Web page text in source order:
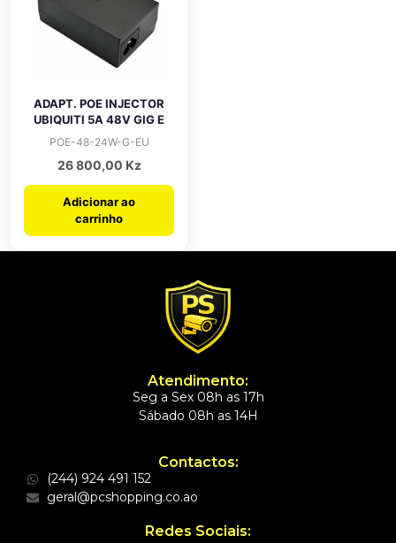
ADAPT. POE INJECTOR
UBIQUITI 5A 48V GIG E
POE-48-24W-G-EU
26 800,00 Kz
Adicionar ao
carrinho
Atendimento:
Seg a Sex 08h as 17h
Sábado 08h as 14H
Contactos:
(244) 924 491 152
geral@pcshopping.co.ao
Redes Sociais: